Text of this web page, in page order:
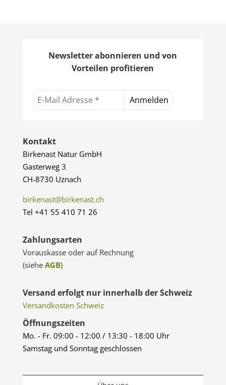
Newsletter abonnieren und von
Vorteilen profitieren
Kontakt
Birkenast Natur GmbH
Gasterweg 3
CH-8730 Uznach
birkenast@birkenast.ch
Tel +41 55 410 71 26
Zahlungsarten
Vorauskasse oder auf Rechnung
(siehe AGB)
Versand erfolgt nur innerhalb der Schweiz
Versandkosten Schweiz
Öffnungszeiten
Mo. - Fr. 09:00 - 12:00 / 13:30 - 18:00 Uhr
Samstag und Sonntag geschlossen